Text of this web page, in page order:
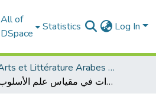
All of
DSpace
Statistics Log In
Arts et Littérature Arabes - فنون و أدب عربي
محاضرات في مقياس علم الأسلوب